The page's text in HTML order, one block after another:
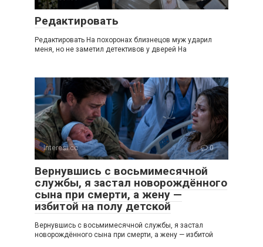
Редактировать
Редактировать На похоронах близнецов муж ударил
меня, но не заметил детективов у дверей На
Interesi.cc 0
Вернувшись с восьмимесячной
службы, я застал новорождённого
сына при смерти, а жену —
избитой на полу детской
Вернувшись с восьмимесячной службы, я застал
новорождённого сына при смерти, а жену — избитой